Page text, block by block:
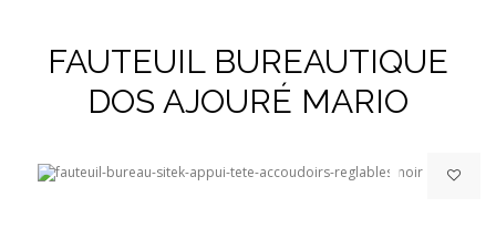
FAUTEUIL BUREAUTIQUE
DOS AJOURÉ MARIO
+